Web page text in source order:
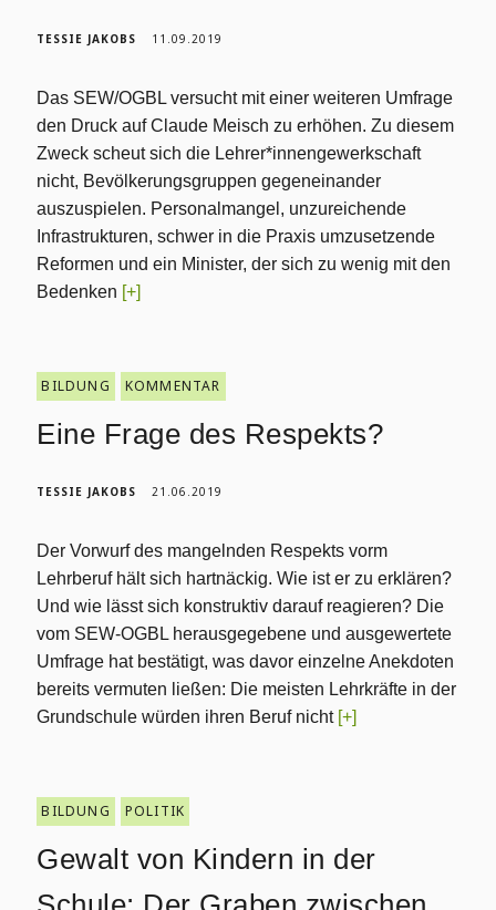
TESSIE JAKOBS 11.09.2019
Das SEW/OGBL versucht mit einer weiteren Umfrage
den Druck auf Claude Meisch zu erhöhen. Zu diesem
Zweck scheut sich die Lehrer*innengewerkschaft
nicht, Bevölkerungsgruppen gegeneinander
auszuspielen. Personalmangel, unzureichende
Infrastrukturen, schwer in die Praxis umzusetzende
Reformen und ein Minister, der sich zu wenig mit den
Bedenken [+]
BILDUNG KOMMENTAR
Eine Frage des Respekts?
TESSIE JAKOBS 21.06.2019
Der Vorwurf des mangelnden Respekts vorm
Lehrberuf hält sich hartnäckig. Wie ist er zu erklären?
Und wie lässt sich konstruktiv darauf reagieren? Die
vom SEW-OGBL herausgegebene und ausgewertete
Umfrage hat bestätigt, was davor einzelne Anekdoten
bereits vermuten ließen: Die meisten Lehrkräfte in der
Grundschule würden ihren Beruf nicht [+]
BILDUNG POLITIK
Gewalt von Kindern in der